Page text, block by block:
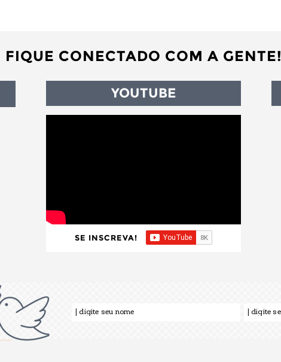
FIQUE CONECTADO COM A GENTE!
YOUTUBE
SE INSCREVA!